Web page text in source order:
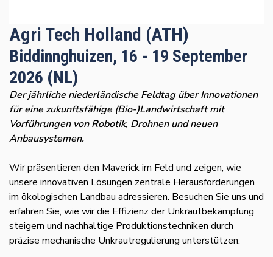
Agri Tech Holland (ATH)
Biddinnghuizen, 16 - 19 September
2026 (NL)
Der jährliche niederländische Feldtag über Innovationen
für eine zukunftsfähige (Bio-)Landwirtschaft mit
Vorführungen von Robotik, Drohnen und neuen
Anbausystemen.
Wir präsentieren den Maverick im Feld und zeigen, wie
unsere innovativen Lösungen zentrale Herausforderungen
im ökologischen Landbau adressieren. Besuchen Sie uns und
erfahren Sie, wie wir die Effizienz der Unkrautbekämpfung
steigern und nachhaltige Produktionstechniken durch
präzise mechanische Unkrautregulierung unterstützen.